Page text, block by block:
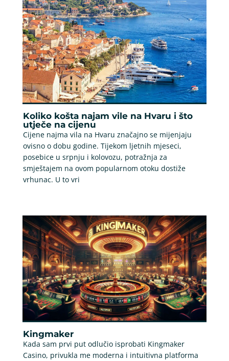
Koliko košta najam vile na Hvaru i što
utječe na cijenu
Cijene najma vila na Hvaru značajno se mijenjaju
ovisno o dobu godine. Tijekom ljetnih mjeseci,
posebice u srpnju i kolovozu, potražnja za
smještajem na ovom popularnom otoku dostiže
vrhunac. U to vri
Kingmaker
Kada sam prvi put odlučio isprobati Kingmaker
Casino, privukla me moderna i intuitivna platforma